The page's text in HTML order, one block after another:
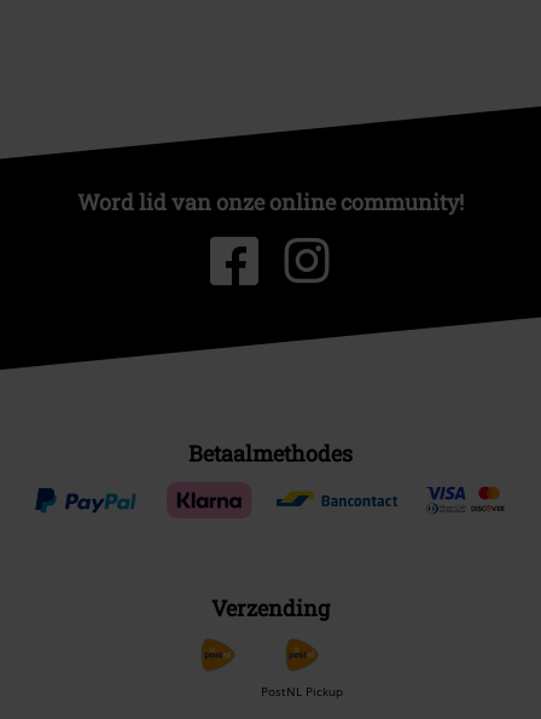
Word lid van onze online community!
Betaalmethodes
Verzending
PostNL Pickup